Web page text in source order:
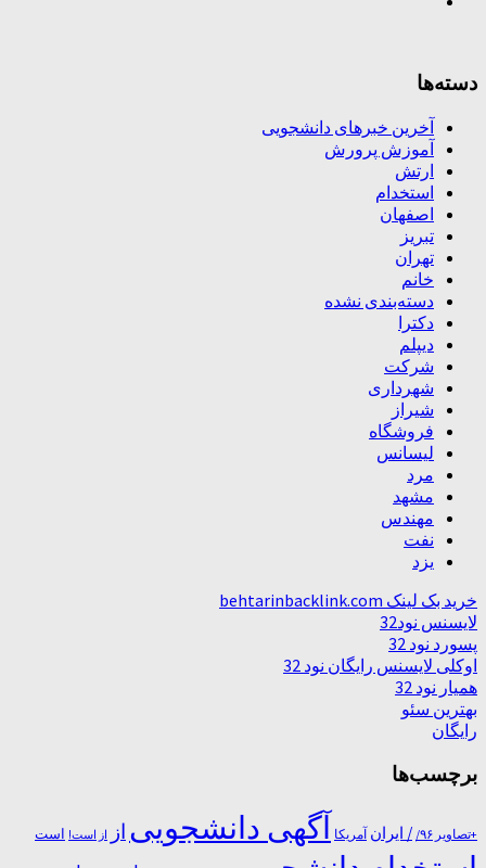
دسته‌ها
آخرین خبرهای دانشجویی
آموزش پرورش
ارتش
استخدام
اصفهان
تبریز
تهران
خانم
دسته‌بندی نشده
دکترا
دیپلم
شرکت
شهرداری
شیراز
فروشگاه
لیسانس
مرد
مشهد
مهندس
نفت
یزد
خرید بک لینک behtarinbacklink.com
لایسنس نود32
پسورد نود 32
اوکلی لایسنس رایگان نود 32
همیار نود 32
بهترین سئو
رایگان
برچسب‌ها
+تصاویر ۹۶/ / ایران آمریکا آگهی دانشجویی از از است! است